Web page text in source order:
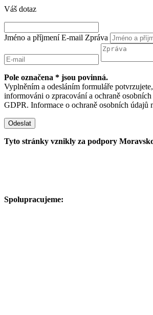
Váš dotaz
Jméno a příjmení E-mail Zpráva
Pole označena * jsou povinná.
Vyplněním a odesláním formuláře
informováni o zpracování a ochraně
GDPR. Informace o ochraně osobních údajů
Odeslat
Tyto stránky vznikly za podpory
Spolupracujeme: